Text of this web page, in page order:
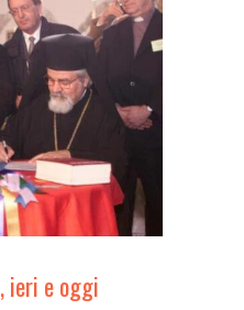
ieri e oggi